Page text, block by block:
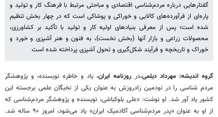
گفتارهایی درباره‌ مردم‌شناسی اقتصادی و مباحثی مرتبط با فرهنگ کار و تولید و
پاره‌ای از فرآورده‌های کالایی و خوراکی و پوشاکی است که در چهار بخش تنظیم
شده است؛ پس از معرفی بنیادهای اولیه کار و تولید با تأکید بر کشاورزی،
محصولات زراعی و بازار آنها (بخش نخست)، به فنون و هنر آشپزی و خورد و
خوراک و تاریخچه و فرآیند شکل‌گیری و تحول آشپزی پرداخته شده است
گروه اندیشه: مهرداد دیلمی،در روزنامه ایران، یاد و خاطره نویسنده، و پژوهشگر
مردم شناسی را در نودمین زادروزش به عنوان یکی از نخبگان علمی برجسته این
کشور یاد آور شد. او نوشت: «علی بلوکباشی، نویسنده و پژوهشگر مردم‌شناسی که
از او به عنوان «پدر مردم‌شناسی آکادمیک ایران» یاد می‌شود، امروز ۹۰ ساله شد.